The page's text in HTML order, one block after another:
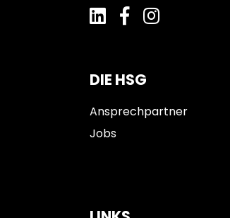
DIE HSG
Ansprechpartner
Jobs